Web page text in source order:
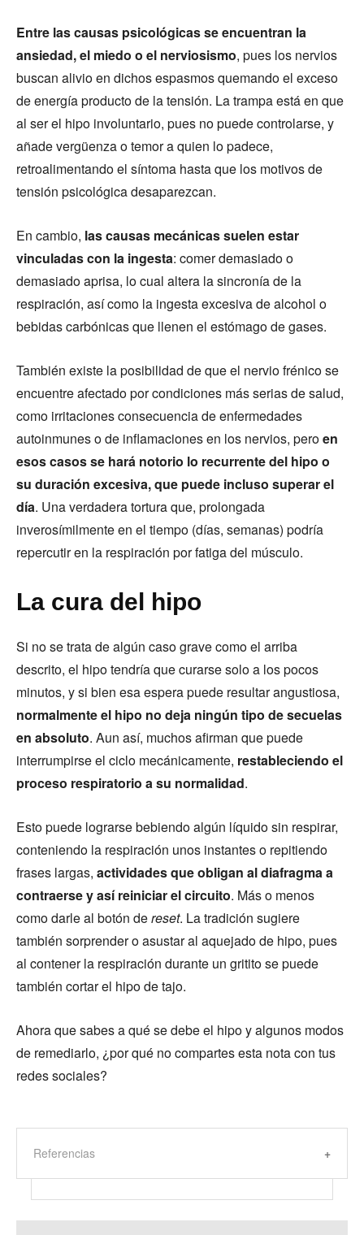
Entre las causas psicológicas se encuentran la
ansiedad, el miedo o el nerviosismo, pues los nervios
buscan alivio en dichos espasmos quemando el exceso
de energía producto de la tensión. La trampa está en que
al ser el hipo involuntario, pues no puede controlarse, y
añade vergüenza o temor a quien lo padece,
retroalimentando el síntoma hasta que los motivos de
tensión psicológica desaparezcan.
En cambio, las causas mecánicas suelen estar
vinculadas con la ingesta: comer demasiado o
demasiado aprisa, lo cual altera la sincronía de la
respiración, así como la ingesta excesiva de alcohol o
bebidas carbónicas que llenen el estómago de gases.
También existe la posibilidad de que el nervio frénico se
encuentre afectado por condiciones más serias de salud,
como irritaciones consecuencia de enfermedades
autoinmunes o de inflamaciones en los nervios, peroen
esos casos se hará notorio lo recurrente del hipo o
su duración excesiva, que puede incluso superar el
día. Una verdadera tortura que, prolongada
inverosímilmente en el tiempo (días, semanas) podría
repercutir en la respiración por fatiga del músculo.
La cura del hipo
Si no se trata de algún caso grave como el arriba
descrito, el hipo tendría que curarse solo a los pocos
minutos, y si bien esa espera puede resultar angustiosa,
normalmente el hipo no deja ningún tipo de secuelas
en absoluto. Aun así, muchos afirman que puede
interrumpirse el ciclo mecánicamente, restableciendo el
proceso respiratorio a su normalidad.
Esto puede lograrse bebiendo algún líquido sin respirar,
conteniendo la respiración unos instantes o repitiendo
frases largas, actividades que obligan al diafragma a
contraerse y así reiniciar el circuito. Más o menos
como darle al botón dereset. La tradición sugiere
también sorprender o asustar al aquejado de hipo, pues
al contener la respiración durante un gritito se puede
también cortar el hipo de tajo.
Ahora que sabes a qué se debe el hipo y algunos modos
de remediarlo, ¿por qué no compartes esta nota con tus
redes sociales?
Referencias